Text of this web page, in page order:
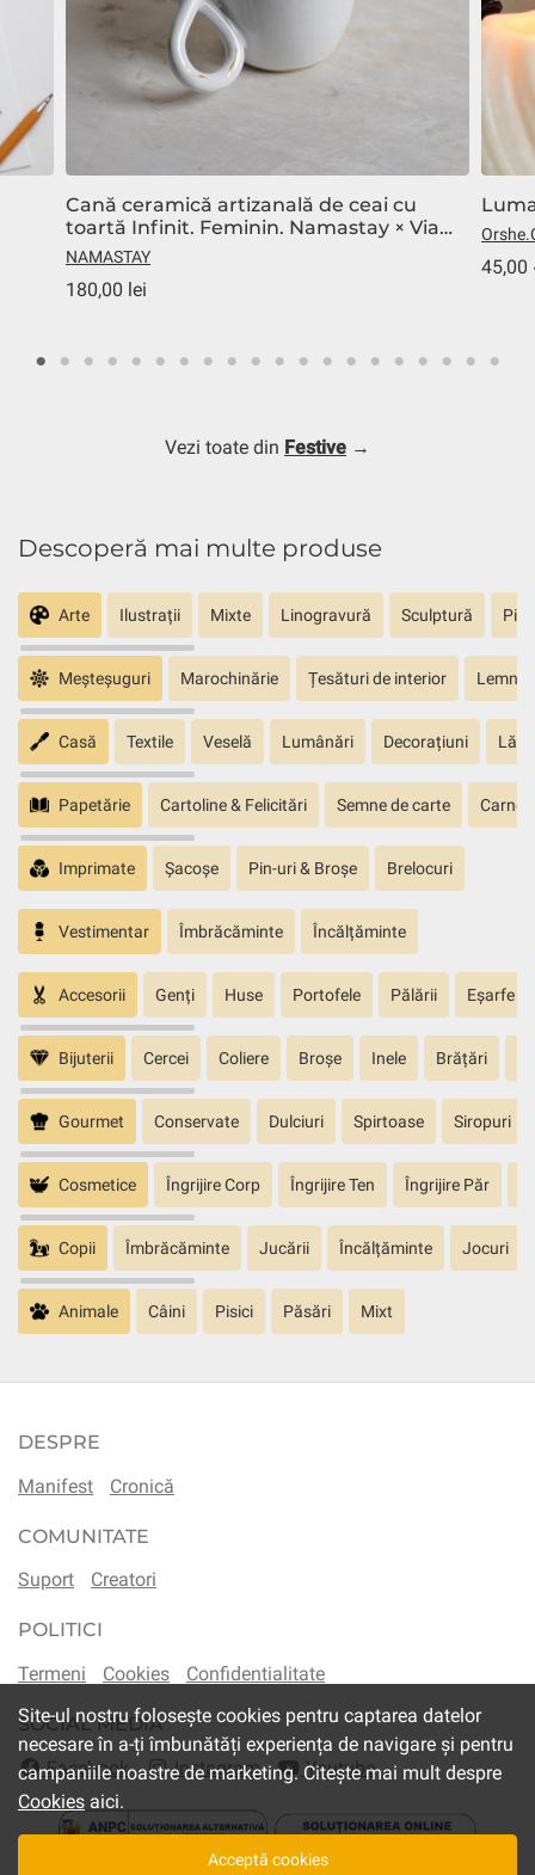
Cană ceramică artizanală de ceai cu
toartă Infinit. Feminin. Namastay × Via
Postumia Ceramics
NAMASTAY
180,00 lei
45,00
Vezi toate din Festive →
Descoperă mai multe produse
Arte Ilustrații Mixte Linogravură Sculptură
Meșteșuguri Marochinărie Țesături de interior Lemn
Casă Textile Veselă Lumânări Decorațiuni
Papetărie Cartoline & Felicitări Semne de carte
Imprimate Șacoșe Pin-uri & Broșe Brelocuri
Vestimentar Îmbrăcăminte Încălțăminte
Accesorii Genți Huse Portofele Pălării Eșarfe
Bijuterii Cercei Coliere Broșe Inele Brățări
Gourmet Conservate Dulciuri Spirtoase Siropuri
Cosmetice Îngrijire Corp Îngrijire Ten Îngrijire Păr
Copii Îmbrăcăminte Jucării Încălțăminte Jocuri
Animale Câini Pisici Păsări Mixt
DESPRE
Manifest
Cronică
COMUNITATE
Suport
Creatori
POLITICI
Termeni
Cookies Confidentialitate
SOCIAL MEDIA
Facebook
Instagram Youtube
Site-ul nostru folosește cookies pentru captarea datelor
necesare în a-ți îmbunătăți experiența de navigare și pentru
campaniile noastre de marketing. Citește mai mult despre
Cookies aici.
Acceptă cookies